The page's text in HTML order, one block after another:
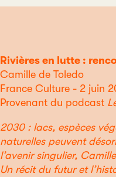
Rivières en lutte :
Camille de Toledo
France Culture - 2 juin
Provenant du podcast
2030 : lacs, espèces
naturelles peuvent
l’avenir singulier,
Un récit du futur et